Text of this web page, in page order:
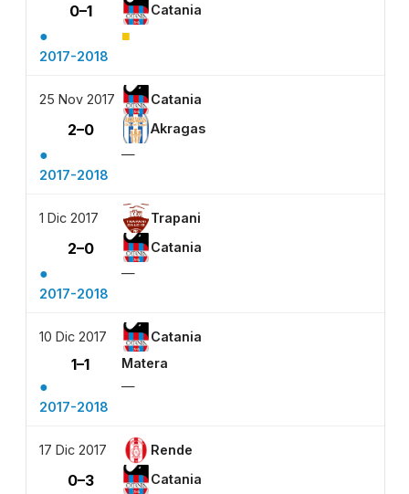
0–1 Catania
● ■
2017-2018
25 Nov 2017 Catania
2–0 Akragas
●
—
2017-2018
1 Dic 2017 Trapani
2–0 Catania
●
—
2017-2018
10 Dic 2017 Catania
1–1 Matera
●
—
2017-2018
17 Dic 2017 Rende
0–3 Catania